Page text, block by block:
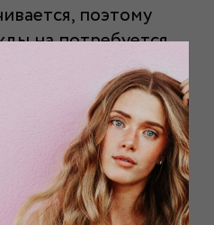
поэтому
на потребуется.
собирается в
создания
штор с
декора.
шифона в
"Фламенко"